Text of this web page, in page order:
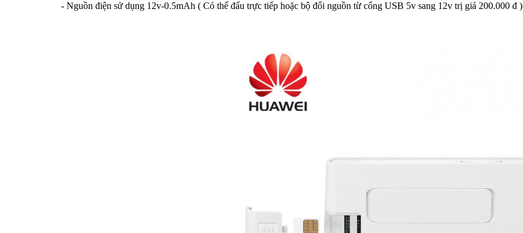
- Nguồn điện sử dụng 12v-0.5mAh ( Có thể đấu trực tiếp hoặc bộ đổi nguồn từ cổng USB 5v sang 12v trị giá 200.000 đ )